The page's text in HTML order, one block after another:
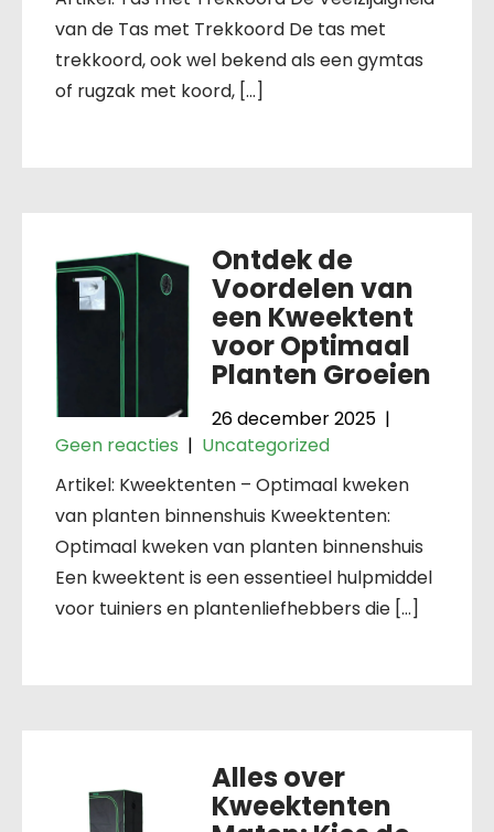
van de Tas met Trekkoord De tas met
trekkoord, ook wel bekend als een gymtas
of rugzak met koord, […]
Ontdek de
Voordelen van
een Kweektent
voor Optimaal
Planten Groeien
26 december 2025 |
Geen reacties | Uncategorized
Artikel: Kweektenten – Optimaal kweken
van planten binnenshuis Kweektenten:
Optimaal kweken van planten binnenshuis
Een kweektent is een essentieel hulpmiddel
voor tuiniers en plantenliefhebbers die […]
Alles over
Kweektenten